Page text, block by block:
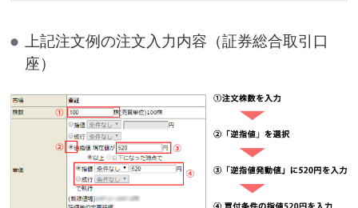
上記注文例の注文入力内容（証券総合取引口
座）